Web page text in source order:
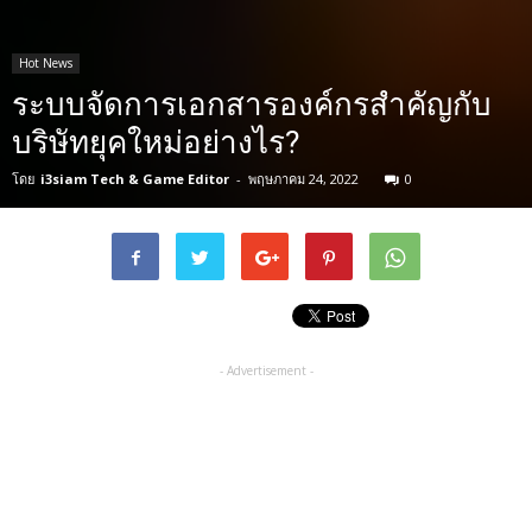
Hot News
ระบบจัดการเอกสารองค์กรสำคัญกับ
บริษัทยุคใหม่อย่างไร?
โดย i3siam Tech & Game Editor - พฤษภาคม 24, 2022 0
- Advertisement -